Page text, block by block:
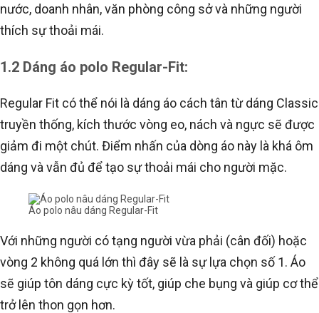
nước, doanh nhân, văn phòng công sở và những người
thích sự thoải mái.
1.2 Dáng áo polo Regular-Fit:
Regular Fit có thể nói là dáng áo cách tân từ dáng Classic
truyền thống, kích thước vòng eo, nách và ngực sẽ được
giảm đi một chút. Điểm nhấn của dòng áo này là khá ôm
dáng và vẫn đủ để tạo sự thoải mái cho người mặc.
Áo polo nâu dáng Regular-Fit
Với những người có tạng người vừa phải (cân đối) hoặc
vòng 2 không quá lớn thì đây sẽ là sự lựa chọn số 1. Áo
sẽ giúp tôn dáng cực kỳ tốt, giúp che bụng và giúp cơ thể
trở lên thon gọn hơn.